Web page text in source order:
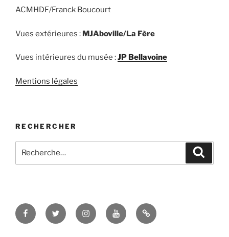
ACMHDF/Franck Boucourt
Vues extérieures : MJAboville/La Fère
Vues intérieures du musée :JP Bellavoine
Mentions légales
RECHERCHER
pour
FacebookTwitter InstagramYoutubeTikTok